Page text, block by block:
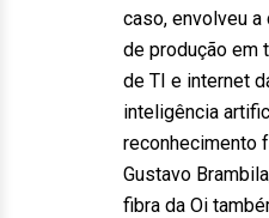
caso, envolveu
de produção em
de TI e internet
inteligência
reconhecimento
Gustavo
fibra da Oi